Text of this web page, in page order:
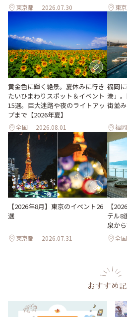
東京都 2026.07.30 東
黄金色に輝く絶景。夏休みに行き
たいひまわりスポット＆イベント
15選。巨大迷路や夜のライトアッ
プまで【2026年夏】
全国 2026.08.01
福岡
港」
街並
福
【2026年8月】東京のイベント26
選
東京都 2026.07.31
【
テル8
泉か
全国
おすすめ